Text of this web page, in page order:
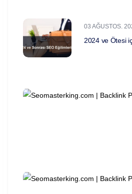
03 AĞUSTOS.
2024 ve Ötesi